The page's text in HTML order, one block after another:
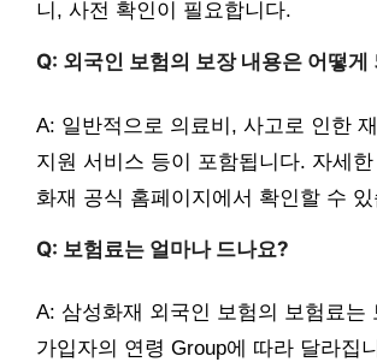
니, 사전 확인이 필요합니다.
Q: 외국인 보험의 보장 내용은 어떻게
A: 일반적으로 의료비, 사고로 인한
지원 서비스 등이 포함됩니다. 자세
화재 공식 홈페이지에서 확인할 수
Q: 보험료는 얼마나 드나요?
A: 삼성화재 외국인 보험의 보험료는
가입자의 연령 Group에 따라 달라집